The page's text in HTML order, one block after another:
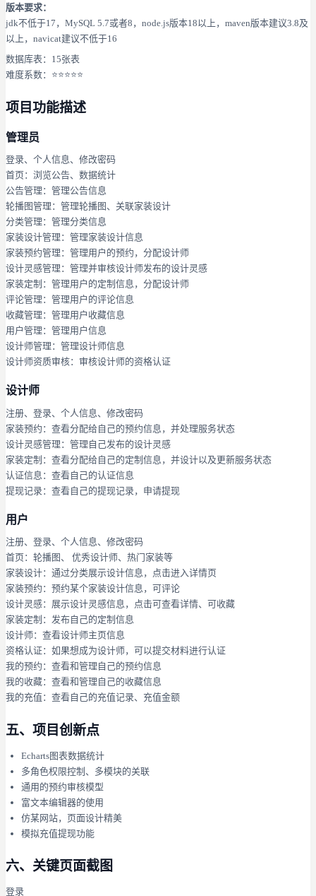
版本要求：
jdk不低于17，MySQL 5.7或者8，node.js版本18以上，maven版本建议3.8及
以上，navicat建议不低于16
数据库表：15张表
难度系数：⭐⭐⭐⭐⭐
项目功能描述
管理员
登录、个人信息、修改密码
首页：浏览公告、数据统计
公告管理：管理公告信息
轮播图管理：管理轮播图、关联家装设计
分类管理：管理分类信息
家装设计管理：管理家装设计信息
家装预约管理：管理用户的预约，分配设计师
设计灵感管理：管理并审核设计师发布的设计灵感
家装定制：管理用户的定制信息，分配设计师
评论管理：管理用户的评论信息
收藏管理：管理用户收藏信息
用户管理：管理用户信息
设计师管理：管理设计师信息
设计师资质审核：审核设计师的资格认证
设计师
注册、登录、个人信息、修改密码
家装预约：查看分配给自己的预约信息，并处理服务状态
设计灵感管理：管理自己发布的设计灵感
家装定制：查看分配给自己的定制信息，并设计以及更新服务状态
认证信息：查看自己的认证信息
提现记录：查看自己的提现记录，申请提现
用户
注册、登录、个人信息、修改密码
首页：轮播图、 优秀设计师、热门家装等
家装设计：通过分类展示设计信息，点击进入详情页
家装预约：预约某个家装设计信息，可评论
设计灵感：展示设计灵感信息，点击可查看详情、可收藏
家装定制：发布自己的定制信息
设计师：查看设计师主页信息
资格认证：如果想成为设计师，可以提交材料进行认证
我的预约：查看和管理自己的预约信息
我的收藏：查看和管理自己的收藏信息
我的充值：查看自己的充值记录、充值金额
五、项目创新点
Echarts图表数据统计
多角色权限控制、多模块的关联
通用的预约审核模型
富文本编辑器的使用
仿某网站，页面设计精美
模拟充值提现功能
六、关键页面截图
登录